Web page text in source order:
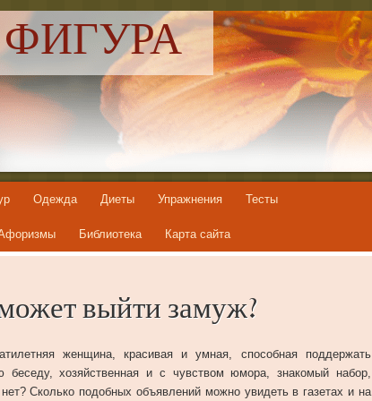
Одежда Диеты Упражнения Тесты
Библиотека Карта сайта
выйти замуж?
женщина, красивая и умная, способная поддержать
беседу, хозяйственная и с чувством юмора, знакомый набор,
Сколько подобных объявлений можно увидеть в газетах и на